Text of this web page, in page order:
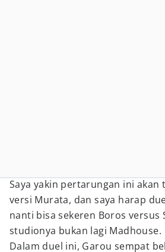
Saya yakin pertarungan ini akan
versi Murata, dan saya harap
nanti bisa sekeren Boros versus
studionya bukan lagi Madhouse.
Dalam duel ini, Garou sempat